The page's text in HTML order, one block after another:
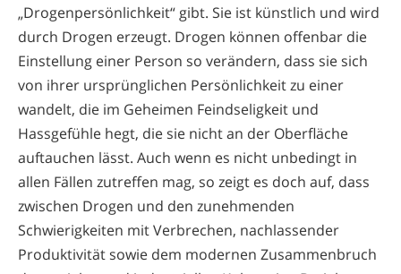
„Drogenpersönlichkeit“ gibt. Sie ist künstlich und wird
durch Drogen erzeugt. Drogen können offenbar die
Einstellung einer Person so verändern, dass sie sich
von ihrer ursprünglichen Persönlichkeit zu einer
wandelt, die im Geheimen Feindseligkeit und
Hassgefühle hegt, die sie nicht an der Oberfläche
auftauchen lässt. Auch wenn es nicht unbedingt in
allen Fällen zutreffen mag, so zeigt es doch auf, dass
zwischen Drogen und den zunehmenden
Schwierigkeiten mit Verbrechen, nachlassender
Produktivität sowie dem modernen Zusammenbruch